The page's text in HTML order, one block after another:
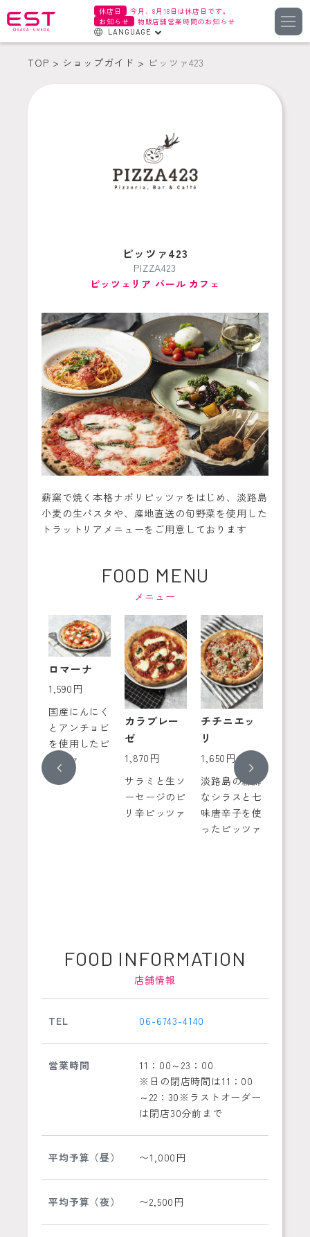
休店日
今月、8月18日は休店日です。
お知らせ
物販店舗営業時間のお知らせ
LANGUAGE
TOP ショップガイド ピッツァ423
ピッツァ423
PIZZA423
ピッツェリア バール カフェ
薪窯で焼く本格ナポリピッツァをはじめ、淡路島
小麦の生パスタや、産地直送の旬野菜を使用した
トラットリアメニューをご用意しております
FOOD MENU
メニュー
Previous
ロマーナ
1,590円
国産にんにく
とアンチョビ
を使用したピ
ッツァ
カラブレー
ゼ
1,870円
サラミと生ソ
ーセージのピ
リ辛ピッツァ
チチニエッ
リ
1,650円
淡路島の新鮮
なシラスと七
味唐辛子を使
ったピッツァ
Next
FOOD INFORMATION
店舗情報
TEL 06-6743-4140
営業時間
11：00～23：00
※日の閉店時間は11：00
～22：30※ラストオーダー
は閉店30分前まで
平均予算（昼） 〜1,000円
平均予算（夜） 〜2,500円